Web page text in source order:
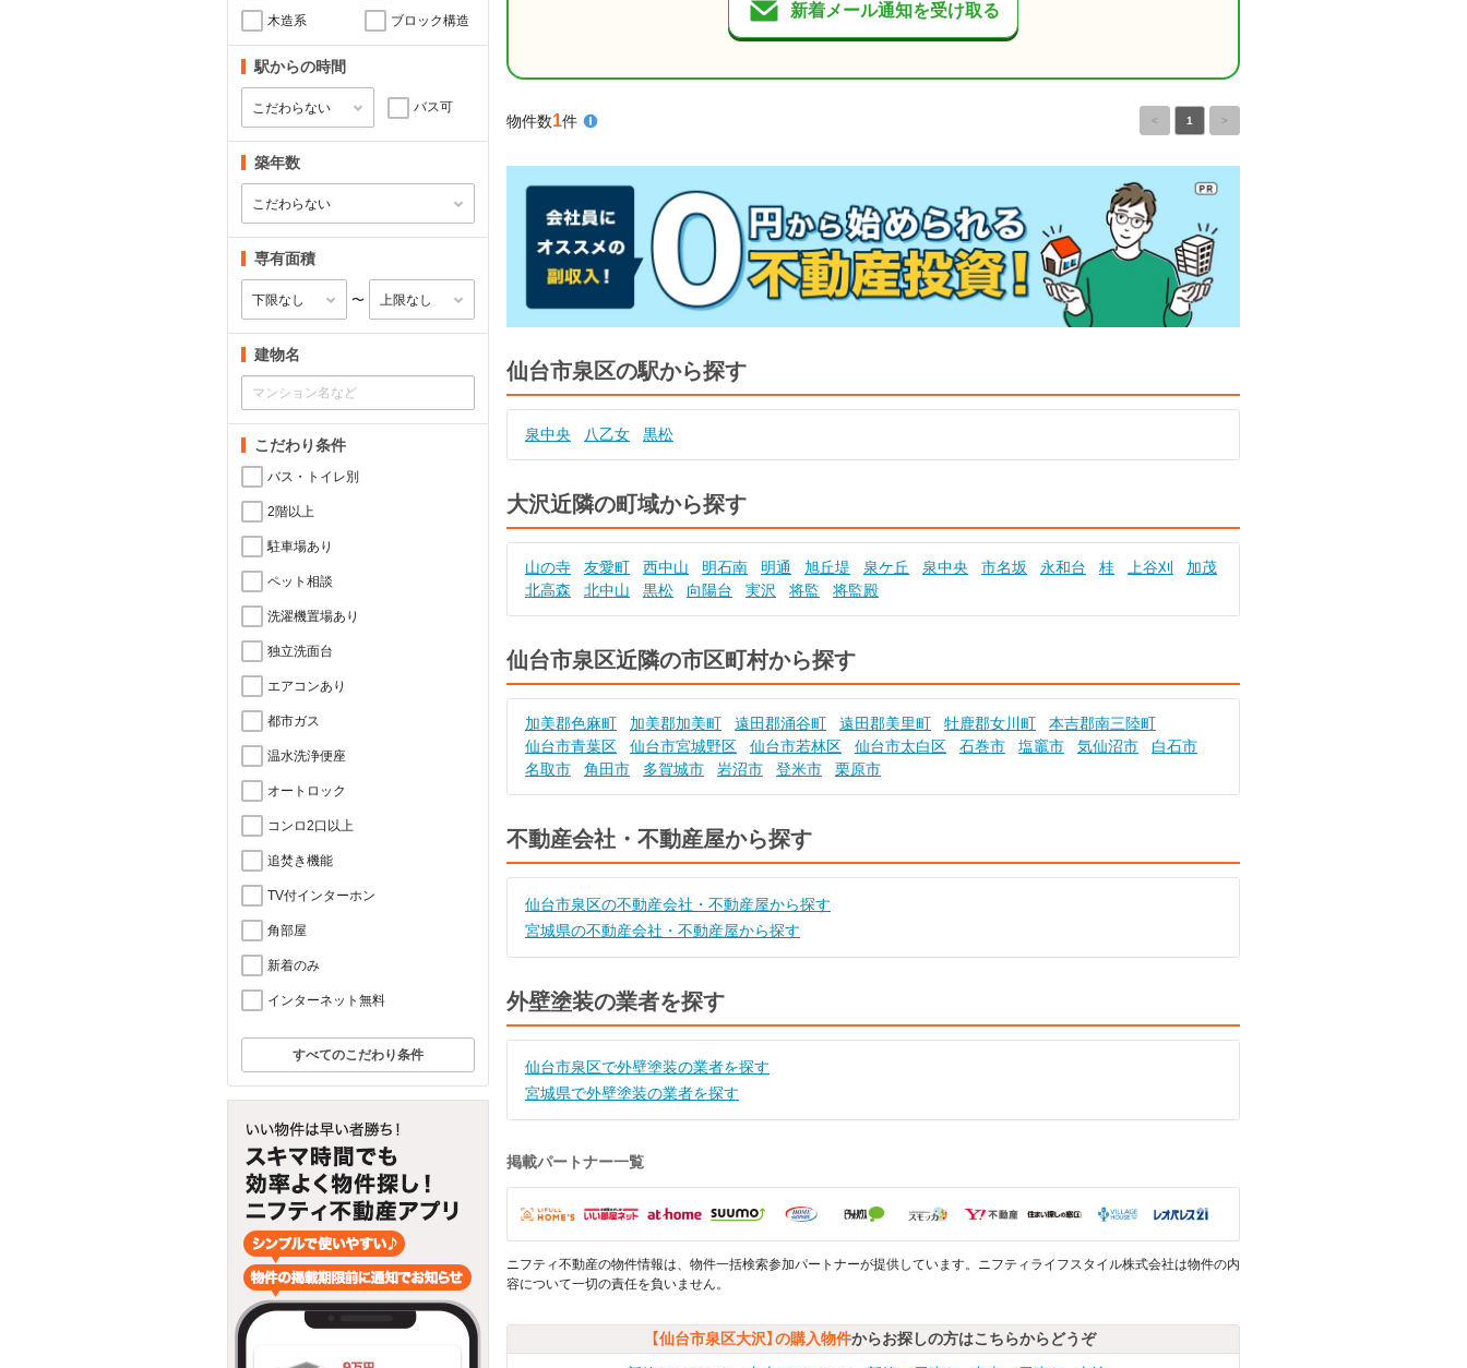
木造系 ブロック構造
駅からの時間
バス可
築年数
専有面積
〜
建物名
こだわり条件
バス・トイレ別
2階以上
駐車場あり
ペット相談
洗濯機置場あり
独立洗面台
エアコンあり
都市ガス
温水洗浄便座
オートロック
コンロ2口以上
追焚き機能
TV付インターホン
角部屋
新着のみ
インターネット無料
すべてのこだわり条件
新着メール通知を受け取る
物件数1件 < 1 >
仙台市泉区の駅から探す
泉中央 八乙女 黒松
大沢近隣の町域から探す
山の寺 友愛町 西中山 明石南 明通 旭丘堤 泉ケ丘 泉中央 市名坂 永和台 桂 上谷刈
加茂
北高森
北中山 黒松 向陽台 実沢 将監 将監殿
仙台市泉区近隣の市区町村から探す
加美郡色麻町 加美郡加美町 遠田郡涌谷町 遠田郡美里町 牡鹿郡女川町
本吉郡南三陸町
仙台市青葉区
仙台市宮城野区 仙台市若林区 仙台市太白区 石巻市 塩竈市 気仙沼市
白石市
名取市
角田市 多賀城市 岩沼市 登米市 栗原市
不動産会社・不動産屋から探す
仙台市泉区の不動産会社・不動産屋から探す
宮城県の不動産会社・不動産屋から探す
外壁塗装の業者を探す
仙台市泉区で外壁塗装の業者を探す
宮城県で外壁塗装の業者を探す
掲載パートナー一覧
ニフティ不動産の物件情報は、物件一括検索参加パートナーが提供しています。ニフティライフスタイル株式会社は物件の内
容について一切の責任を負いません。
【仙台市泉区大沢】の購入物件からお探しの方はこちらからどうぞ